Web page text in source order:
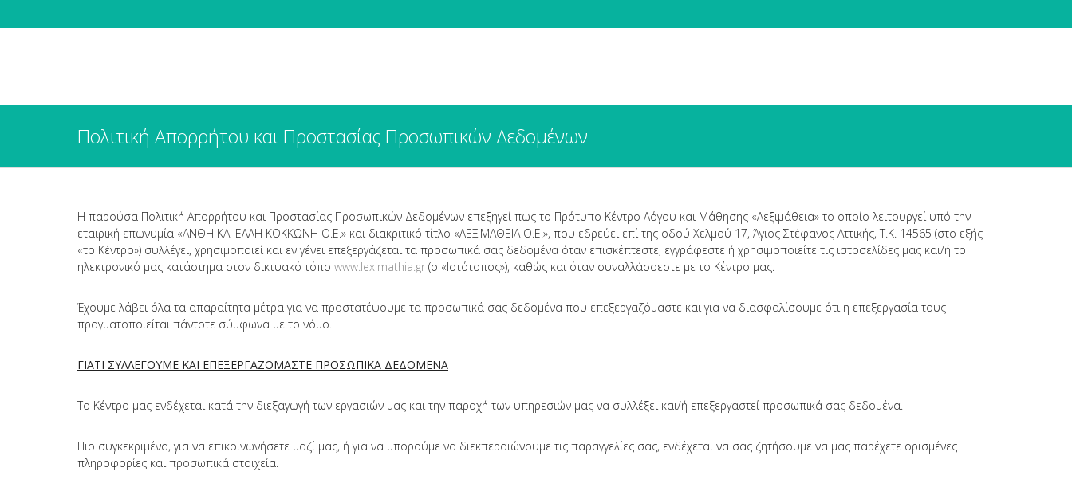
Πολιτική Απορρήτου και Προστασίας Προσωπικών Δεδομένων
Η παρούσα Πολιτική Απορρήτου και Προστασίας Προσωπικών Δεδομένων επεξηγεί πως το Πρότυπο Κέντρο Λόγου και Μάθησης «Λεξιμάθεια» το οποίο λειτουργεί υπό την
εταιρική επωνυμία «ΑΝΘΗ ΚΑΙ ΕΛΛΗ ΚΟΚΚΩΝΗ Ο.Ε.» και διακριτικό τίτλο «ΛΕΞΙΜΑΘΕΙΑ Ο.Ε.», που εδρεύει επί της οδού Χελμού 17, Άγιος Στέφανος Αττικής, Τ.Κ. 14565 (στο εξής
«το Κέντρο») συλλέγει, χρησιμοποιεί και εν γένει επεξεργάζεται τα προσωπικά σας δεδομένα όταν επισκέπτεστε, εγγράφεστε ή χρησιμοποιείτε τις ιστοσελίδες μας και/ή το
ηλεκτρονικό μας κατάστημα στον δικτυακό τόπο www.leximathia.gr (ο «Ιστότοπος»), καθώς και όταν συναλλάσσεστε με το Κέντρο μας.
Έχουμε λάβει όλα τα απαραίτητα μέτρα για να προστατέψουμε τα προσωπικά σας δεδομένα που επεξεργαζόμαστε και για να διασφαλίσουμε ότι η επεξεργασία τους
πραγματοποιείται πάντοτε σύμφωνα με το νόμο.
ΓΙΑΤΙ ΣΥΛΛΕΓΟΥΜΕ ΚΑΙ ΕΠΕΞΕΡΓΑΖΟΜΑΣΤΕ ΠΡΟΣΩΠΙΚΑ ΔΕΔΟΜΕΝΑ
Το Κέντρο μας ενδέχεται κατά την διεξαγωγή των εργασιών μας και την παροχή των υπηρεσιών μας να συλλέξει και/ή επεξεργαστεί προσωπικά σας δεδομένα.
Πιο συγκεκριμένα, για να επικοινωνήσετε μαζί μας, ή για να μπορούμε να διεκπεραιώνουμε τις παραγγελίες σας, ενδέχεται να σας ζητήσουμε να μας παρέχετε ορισμένες
πληροφορίες και προσωπικά στοιχεία.